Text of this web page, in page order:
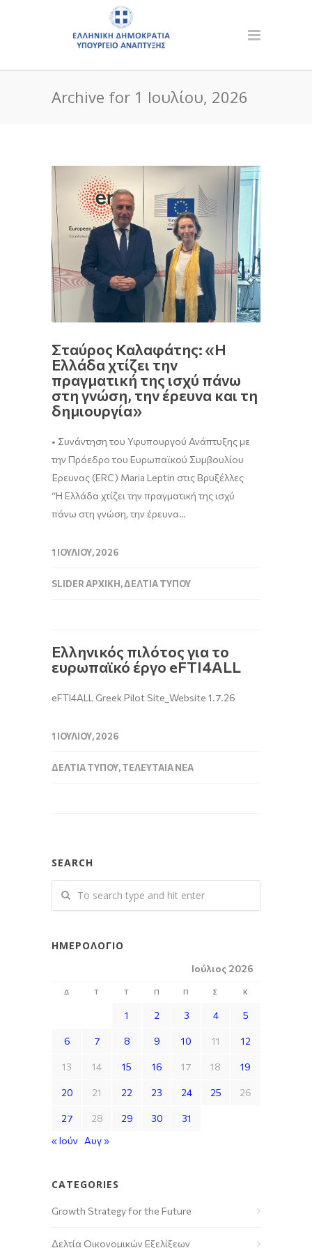
Archive for 1 Ιουλίου, 2026
Σταύρος Καλαφάτης: «Η
Ελλάδα χτίζει την
πραγματική της ισχύ πάνω
στη γνώση, την έρευνα και τη
δημιουργία»
• Συνάντηση του Υφυπουργού Ανάπτυξης με
την Πρόεδρο του Ευρωπαϊκού Συμβουλίου
Έρευνας (ERC) Maria Leptin στις Βρυξέλλες
“Η Ελλάδα χτίζει την πραγματική της ισχύ
πάνω στη γνώση, την έρευνα…
1 ΙΟΥΛΊΟΥ, 2026
SLIDER ΑΡΧΙΚΉ,ΔΕΛΤΊΑ ΤΎΠΟΥ
Ελληνικός πιλότος για το
ευρωπαϊκό έργο eFTI4ALL
eFTI4ALL Greek Pilot Site_Website 1.7.26
1 ΙΟΥΛΊΟΥ, 2026
ΔΕΛΤΊΑ ΤΎΠΟΥ,ΤΕΛΕΥΤΑΊΑ ΝΈΑ
SEARCH
ΗΜΕΡΟΛΌΓΙΟ
Ιούλιος 2026
Δ Τ Τ Π Π Σ Κ
1 2 3 4 5
6 7 8 9 10 11 12
13 14 15 16 17 18 19
20 21 22 23 24 25 26
27 28 29 30
31
« Ιούν Αυγ »
CATEGORIES
Growth Strategy for the Future
Δελτία Οικονομικών Εξελίξεων